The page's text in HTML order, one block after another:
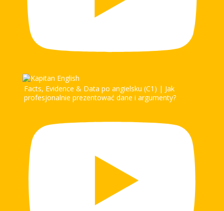
Facts, Evidence & Data po angielsku (C1) | Jak
profesjonalnie prezentować dane i argumenty?